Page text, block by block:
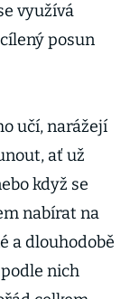
využívá
posun
učí, narážejí
ať už
když se
nabírat na
a dlouhodobě
nich